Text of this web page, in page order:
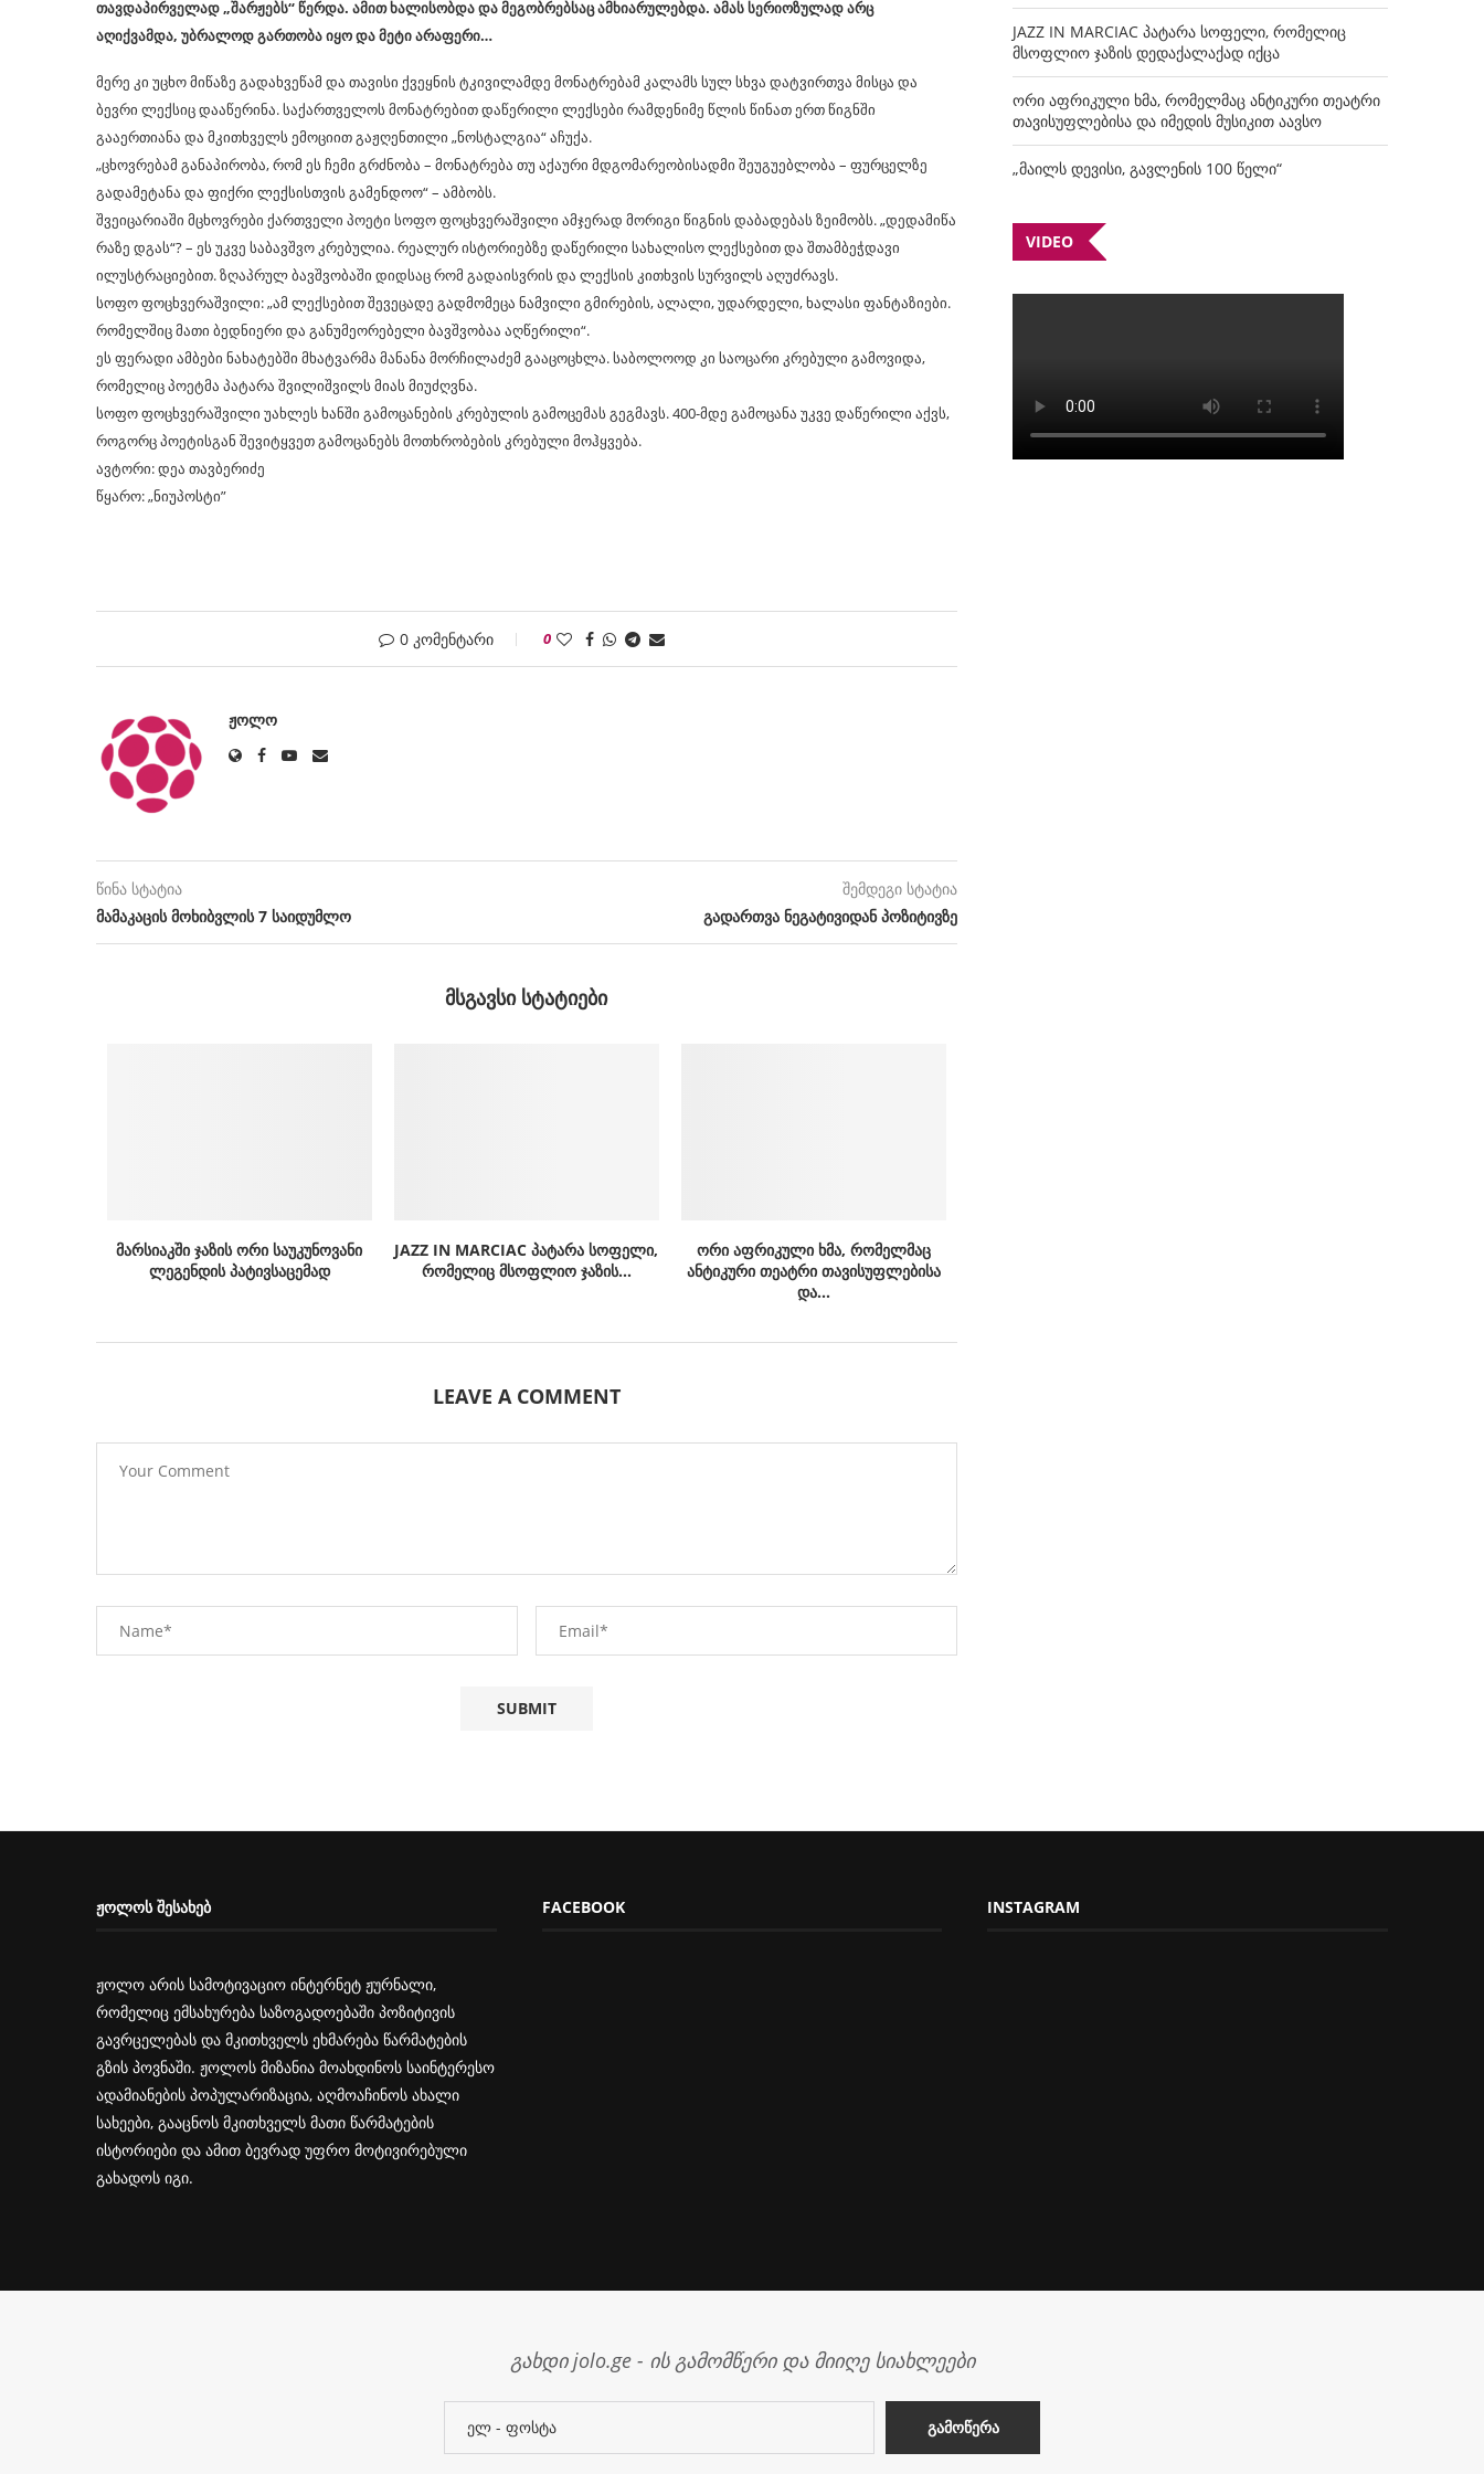
თავდაპირველად „შარჟებს“ წერდა. ამით ხალისობდა და მეგობრებსაც ამხიარულებდა. ამას სერიოზულად არც
აღიქვამდა, უბრალოდ გართობა იყო და მეტი არაფერი…
მერე კი უცხო მიწაზე გადახვეწამ და თავისი ქვეყნის ტკივილამდე მონატრებამ კალამს სულ სხვა დატვირთვა მისცა და
ბევრი ლექსიც დააწერინა. საქართველოს მონატრებით დაწერილი ლექსები რამდენიმე წლის წინათ ერთ წიგნში
გააერთიანა და მკითხველს ემოციით გაჟღენთილი „ნოსტალგია“ აჩუქა.
„ცხოვრებამ განაპირობა, რომ ეს ჩემი გრძნობა – მონატრება თუ აქაური მდგომარეობისადმი შეუგუებლობა – ფურცელზე
გადამეტანა და ფიქრი ლექსისთვის გამენდოო“ – ამბობს.
შვეიცარიაში მცხოვრები ქართველი პოეტი სოფო ფოცხვერაშვილი ამჯერად მორიგი წიგნის დაბადებას ზეიმობს. „დედამიწა
რაზე დგას“? – ეს უკვე საბავშვო კრებულია. რეალურ ისტორიებზე დაწერილი სახალისო ლექსებით და შთამბეჭდავი
ილუსტრაციებით. ზღაპრულ ბავშვობაში დიდსაც რომ გადაისვრის და ლექსის კითხვის სურვილს აღუძრავს.
სოფო ფოცხვერაშვილი: „ამ ლექსებით შევეცადე გადმომეცა ნამვილი გმირების, ალალი, უდარდელი, ხალასი ფანტაზიები.
რომელშიც მათი ბედნიერი და განუმეორებელი ბავშვობაა აღწერილი“.
ეს ფერადი ამბები ნახატებში მხატვარმა მანანა მორჩილაძემ გააცოცხლა. საბოლოოდ კი საოცარი კრებული გამოვიდა,
რომელიც პოეტმა პატარა შვილიშვილს მიას მიუძღვნა.
სოფო ფოცხვერაშვილი უახლეს ხანში გამოცანების კრებულის გამოცემას გეგმავს. 400-მდე გამოცანა უკვე დაწერილი აქვს,
როგორც პოეტისგან შევიტყვეთ გამოცანებს მოთხრობების კრებული მოჰყვება.
ავტორი: დეა თავბერიძე
წყარო: „ნიუპოსტი”
0 კომენტარი 0
ᲟᲝᲚᲝ
წინა სტატია
მამაკაცის მოხიბვლის 7 საიდუმლო
შემდეგი სტატია
გადართვა ნეგატივიდან პოზიტივზე
ᲛᲡᲒᲐᲕᲡᲘ ᲡᲢᲐᲢᲘᲔᲑᲘ
მარსიაკში ჯაზის ორი საუკუნოვანი
ლეგენდის პატივსაცემად
JAZZ IN MARCIAC პატარა სოფელი,
რომელიც მსოფლიო ჯაზის...
ორი აფრიკული ხმა, რომელმაც
ანტიკური თეატრი თავისუფლებისა
და...
LEAVE A COMMENT
JAZZ IN MARCIAC პატარა სოფელი, რომელიც
მსოფლიო ჯაზის დედაქალაქად იქცა
ორი აფრიკული ხმა, რომელმაც ანტიკური თეატრი
თავისუფლებისა და იმედის მუსიკით აავსო
„მაილს დევისი, გავლენის 100 წელი“
VIDEO
ᲟᲝᲚᲝᲡ ᲨᲔᲡᲐᲮᲔᲑ
ჟოლო არის სამოტივაციო ინტერნეტ ჟურნალი,
რომელიც ემსახურება საზოგადოებაში პოზიტივის
გავრცელებას და მკითხველს ეხმარება წარმატების
გზის პოვნაში. ჟოლოს მიზანია მოახდინოს საინტერესო
ადამიანების პოპულარიზაცია, აღმოაჩინოს ახალი
სახეები, გააცნოს მკითხველს მათი წარმატების
ისტორიები და ამით ბევრად უფრო მოტივირებული
გახადოს იგი.
FACEBOOK INSTAGRAM
გახდი jolo.ge - ის გამომწერი და მიიღე სიახლეები